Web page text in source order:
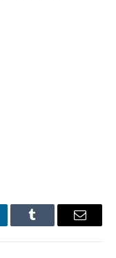
Tumblr Email